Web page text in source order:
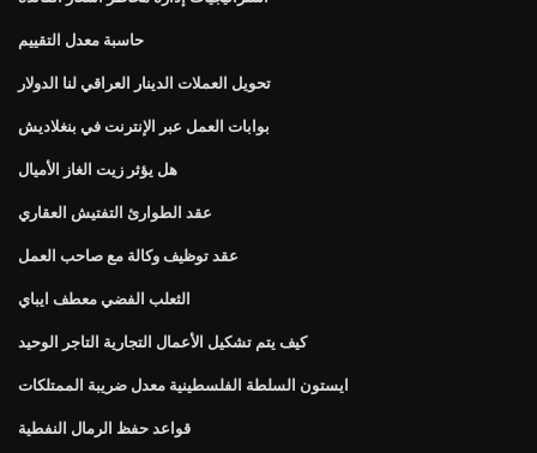
حاسبة معدل التقييم
تحويل العملات الدينار العراقي لنا الدولار
بوابات العمل عبر الإنترنت في بنغلاديش
هل يؤثر زيت الغاز الأميال
عقد الطوارئ التفتيش العقاري
عقد توظيف وكالة مع صاحب العمل
الثعلب الفضي معطف ايباي
كيف يتم تشكيل الأعمال التجارية التاجر الوحيد
ايستون السلطة الفلسطينية معدل ضريبة الممتلكات
قواعد حفظ الرمال النفطية